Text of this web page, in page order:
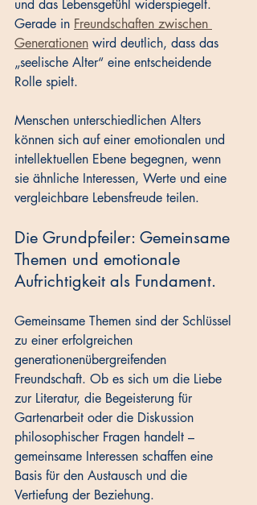
und das Lebensgefühl widerspiegelt.
Gerade in Freundschaften zwischen
Generationen wird deutlich, dass das
„seelische Alter“ eine entscheidende
Rolle spielt.
Menschen unterschiedlichen Alters
können sich auf einer emotionalen und
intellektuellen Ebene begegnen, wenn
sie ähnliche Interessen, Werte und eine
vergleichbare Lebensfreude teilen.
Die Grundpfeiler: Gemeinsame
Themen und emotionale
Aufrichtigkeit als Fundament.
Gemeinsame Themen sind der Schlüssel
zu einer erfolgreichen
generationenübergreifenden
Freundschaft. Ob es sich um die Liebe
zur Literatur, die Begeisterung für
Gartenarbeit oder die Diskussion
philosophischer Fragen handelt –
gemeinsame Interessen schaffen eine
Basis für den Austausch und die
Vertiefung der Beziehung.